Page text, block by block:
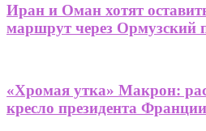
Иран и Оман хотят
маршрут через Ормузский
«Хромая утка» Макрон:
кресло президента